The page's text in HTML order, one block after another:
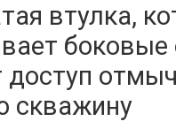
втулка,
боковые
доступ
скважину